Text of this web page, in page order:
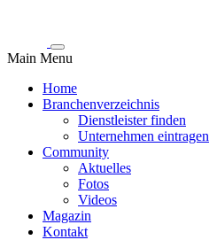
Main Menu
Home
Branchenverzeichnis
Dienstleister finden
Unternehmen eintragen
Community
Aktuelles
Fotos
Videos
Magazin
Kontakt